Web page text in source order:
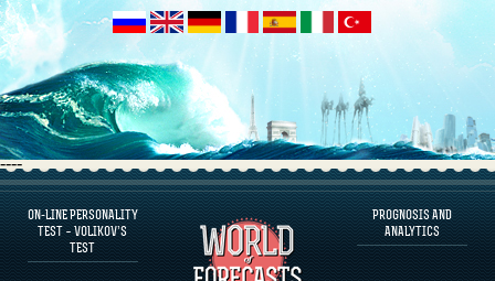
----
ON-LINE PERSONALITY
TEST – VOLIKOV’S
TEST
PROGNOSIS AND
ANALYTICS
FAQS
DEFINE ONE’S PERSONALITY
FAMOUS PERSONALITIES